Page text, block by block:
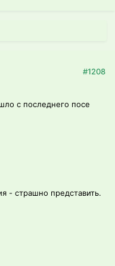
#1208
с последнего посе
- страшно представить.